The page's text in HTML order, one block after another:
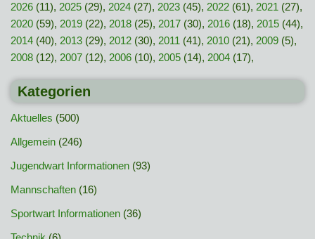
2026 (11), 2025 (29), 2024 (27), 2023 (45), 2022 (61), 2021 (27),
2020 (59), 2019 (22), 2018 (25), 2017 (30), 2016 (18), 2015 (44),
2014 (40), 2013 (29), 2012 (30), 2011 (41), 2010 (21), 2009 (5),
2008 (12), 2007 (12), 2006 (10), 2005 (14), 2004 (17),
Kategorien
Aktuelles (500)
Allgemein (246)
Jugendwart Informationen (93)
Mannschaften (16)
Sportwart Informationen (36)